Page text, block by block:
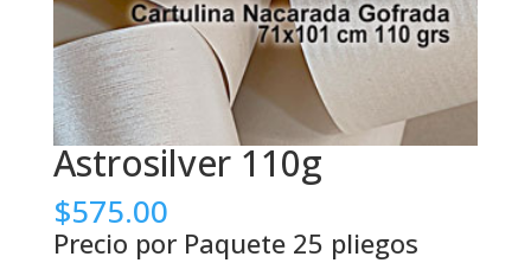
Astrosilver 110g
$575.00
Precio por Paquete 25 pliegos